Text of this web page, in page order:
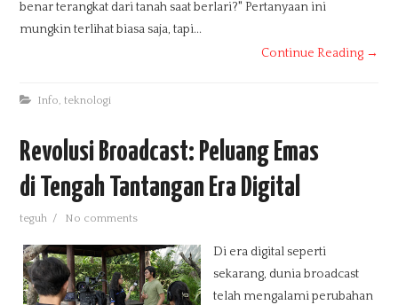
benar terangkat dari tanah saat berlari?" Pertanyaan ini
mungkin terlihat biasa saja, tapi...
Continue Reading →
Info,teknologi
Revolusi Broadcast: Peluang Emas
di Tengah Tantangan Era Digital
teguh / No comments
Di era digital seperti
sekarang, dunia broadcast
telah mengalami perubahan